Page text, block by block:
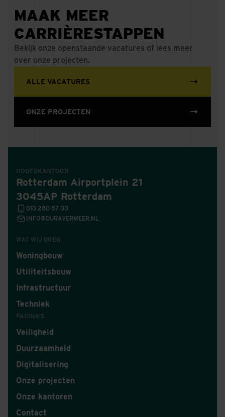
MAAK MEER
CARRIÈRESTAPPEN
Bekijk onze openstaande vacatures of lees meer
over onze projecten.
ALLE VACATURES
ONZE PROJECTEN
WAT WIJ DOEN
Woningbouw
Utiliteitsbouw
Infrastructuur
Techniek
PAGINA'S
Veiligheid
Duurzaamheid
Digitalisering
Onze projecten
Onze kantoren
Contact
HOOFDKANTOOR
Rotterdam Airportplein 21
3045AP Rotterdam
010 280 87 00
INFO@DURAVERMEER.NL